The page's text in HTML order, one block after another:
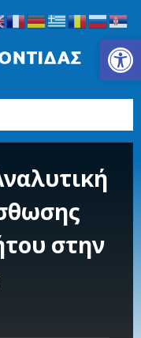
Ανοίξτε τη γραμμή εργαλείων
στην